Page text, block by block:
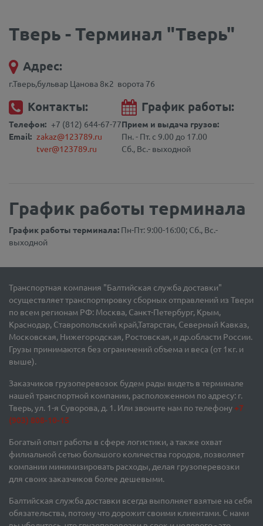
Тверь - Терминал "Тверь"
Адрес:
г.Тверь,бульвар Цанова 8к2 ворота 76
Контакты:
Телефон: +7 (812) 644-67-77
Email: zakaz@123789.ru
tver@123789.ru
График работы:
Прием и выдача грузов:
Пн. - Пт. с 9.00 до 17.00
Сб., Вс.- выходной
График работы терминала
График работы терминала: Пн-Пт: 9:00-16:00; Сб., Вс.-
выходной
Транспортная компания "Балтийская служба доставки"
осуществляет транспортировку сборных отправлений из Твери
по всем регионам РФ: Москва, Санкт-Петербург, Крым,
Краснодар, Ставропольский край,Татарстан, Северный Кавказ,
Московская, Нижегородская, Ростовская, и др.области России.
Грузы принимаются без ограничений объема и веса (от 1кг. и
выше).
Заказчиков грузоперевозок будем рады видеть в терминале
нашей транспортной компании, расположенном по адресу: г.
Тверь, ул. 1-я Суворова, д. 1. Или звоните нам по телефону +7
(903) 808-10-15
Богатый опыт работы в сфере логистики, а также охват
филиальной сетью большого количества городов, позволяет
компании минимизировать расходы, делая грузоперевозки
для своих заказчиков более дешевыми.
Балтийская служба доставки всегда выполняет взятые на себя
обязательства, потому что дорожит своими клиентами. С нами